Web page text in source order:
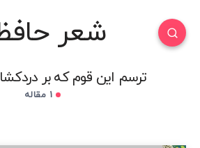
شعر
ترسم این قوم که بر